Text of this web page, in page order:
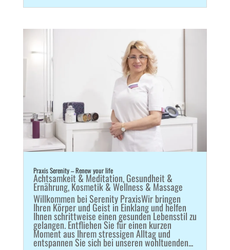
Praxis Serenity – Renew your life
Achtsamkeit & Meditation,Gesundheit &
Ernährung,Kosmetik & Wellness & Massage
Willkommen bei Serenity PraxisWir bringen
Ihren Körper und Geist in Einklang und helfen
Ihnen schrittweise einen gesunden Lebensstil zu
gelangen. Entfliehen Sie für einen kurzen
Moment aus Ihrem stressigen Alltag und
entspannen Sie sich bei unseren wohltuenden...